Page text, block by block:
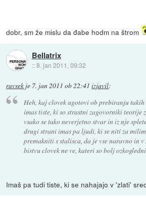
dobr, sm že mislu da đabe hodm na štrom
Bellatrix
::8. jan 2011, 09:32
ravsek je 7. jan 2011 ob 22:41 izjavil:
Heh, kaj clovek ugotovi ob prebiranju
imas tiste, ki so strastni zagovorniki teorije
vsako se tako neverjetno stvar in iz nje
drugi strani imas pa ljudi, ki se niti za
premakniti s stalisca, da je vse naravno in v
bistvu clovek ne ve, kateri so bolj
Imaš pa tudi tiste, ki se nahajajo v 'zlati'